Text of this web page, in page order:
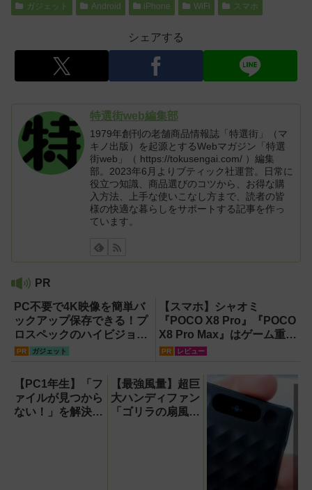
ガジェット Android iPhone WiFi スマホ
シェアする
特選街web編集部
1979年創刊の老舗商品情報誌「特選街」（マ
キノ出版）を起源とするWebマガジン「特選
街web」（ https://tokusengai.com/ ）編集
部。2023年6月よりブティック社運営。日常に
役立つ知識、商品選びのコツから、お得な購
入方法、上手な使いこなし方まで、読者の皆
様の快適な暮らしをサポートする記事を作っ
ています。
PR
PC不要で4K映像を簡単バ
ックアップ保存できる！プ
ロスペックのハイビジョン
レコーダー『HVE705-
PR ガジェット
【スマホ】シャオミ
『POCO X8 Pro』『POCO
X8 Pro Max』はゲーム重視
ならコスパ最強クラス！
PR レビュー
【PC1年生】「フ
ァイルが見つから
ない！」を解決す
【最強風量】超巨
大ハンディファン
「ゴリラの扇風